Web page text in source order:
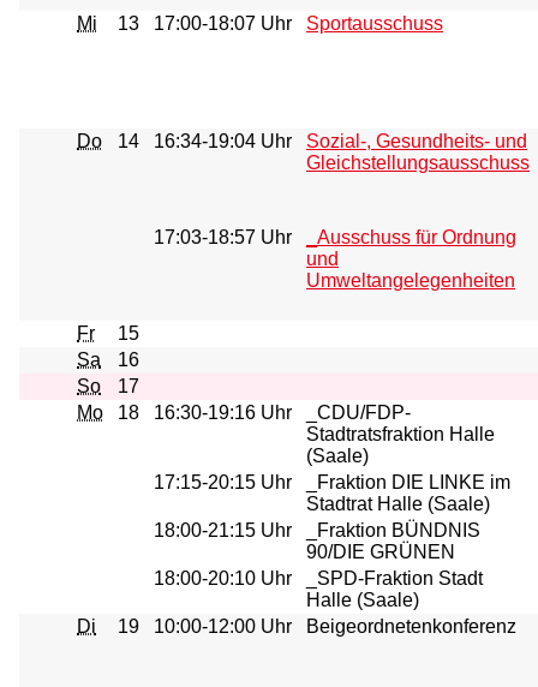
Mi 13 17:00-18:07 Uhr Sportausschuss
Do 14 16:34-19:04 Uhr
Sozial-, Gesundheits- und
Gleichstellungsausschuss
17:03-18:57 Uhr
_Ausschuss für Ordnung
und
Umweltangelegenheiten
Fr
15
Sa
16
So
17
Mo
18 16:30-19:16 Uhr
_CDU/FDP-
Stadtratsfraktion Halle
(Saale)
17:15-20:15 Uhr
_Fraktion DIE LINKE im
Stadtrat Halle (Saale)
18:00-21:15 Uhr
_Fraktion BÜNDNIS
90/DIE GRÜNEN
18:00-20:10 Uhr
_SPD-Fraktion Stadt
Halle (Saale)
Di
19 10:00-12:00 Uhr Beigeordnetenkonferenz